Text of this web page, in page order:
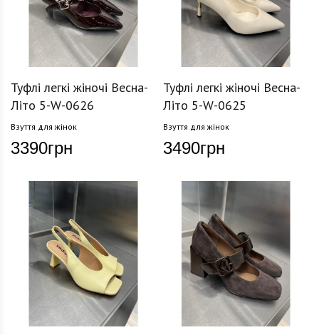
Туфлі легкі жіночі Весна-
Літо 5-W-0626
Взуття для жінок
3390грн
Туфлі легкі жіночі Весна-
Літо 5-W-0625
Взуття для жінок
3490грн